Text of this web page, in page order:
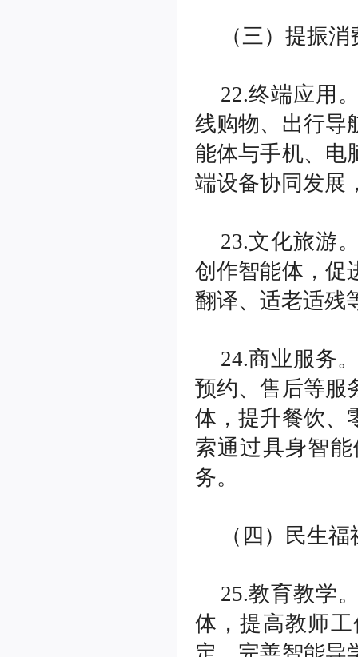
（三）提振消
22.终端应用
线购物、出行导
能体与手机、电
端设备协同发展
23.文化旅游
创作智能体，促
翻译、适老适残
24.商业服务
预约、售后等服
体，提升餐饮、
索通过具身智
务。
（四）民生福
25.教育教学
体，提高教师